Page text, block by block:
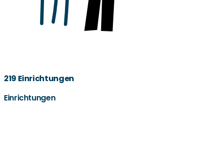
219 Einrichtungen
Einrichtungen